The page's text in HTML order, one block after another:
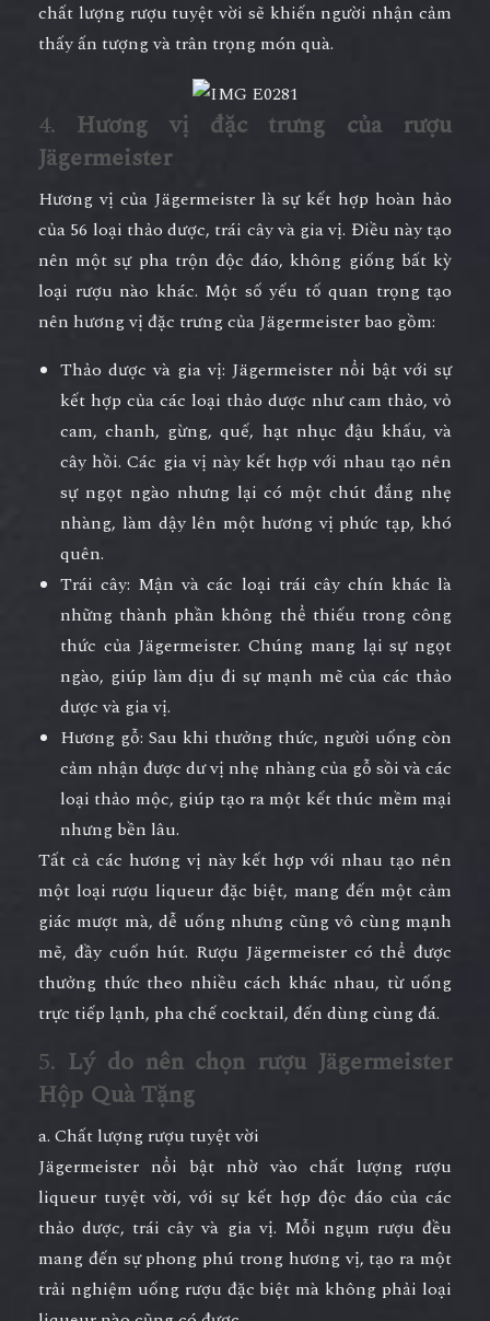
chất lượng rượu tuyệt vời sẽ khiến người nhận cảm
thấy ấn tượng và trân trọng món quà.
4. Hương vị đặc trưng của rượu
Jägermeister
Hương vị của Jägermeister là sự kết hợp hoàn hảo
của 56 loại thảo dược, trái cây và gia vị. Điều này tạo
nên một sự pha trộn độc đáo, không giống bất kỳ
loại rượu nào khác. Một số yếu tố quan trọng tạo
nên hương vị đặc trưng của Jägermeister bao gồm:
Thảo dược và gia vị: Jägermeister nổi bật với sự
kết hợp của các loại thảo dược như cam thảo, vỏ
cam, chanh, gừng, quế, hạt nhục đậu khấu, và
cây hồi. Các gia vị này kết hợp với nhau tạo nên
sự ngọt ngào nhưng lại có một chút đắng nhẹ
nhàng, làm dậy lên một hương vị phức tạp, khó
quên.
Trái cây: Mận và các loại trái cây chín khác là
những thành phần không thể thiếu trong công
thức của Jägermeister. Chúng mang lại sự ngọt
ngào, giúp làm dịu đi sự mạnh mẽ của các thảo
dược và gia vị.
Hương gỗ: Sau khi thưởng thức, người uống còn
cảm nhận được dư vị nhẹ nhàng của gỗ sồi và các
loại thảo mộc, giúp tạo ra một kết thúc mềm mại
nhưng bền lâu.
Tất cả các hương vị này kết hợp với nhau tạo nên
một loại rượu liqueur đặc biệt, mang đến một cảm
giác mượt mà, dễ uống nhưng cũng vô cùng mạnh
mẽ, đầy cuốn hút. Rượu Jägermeister có thể được
thưởng thức theo nhiều cách khác nhau, từ uống
trực tiếp lạnh, pha chế cocktail, đến dùng cùng đá.
5. Lý do nên chọn rượu Jägermeister
Hộp Quà Tặng
a. Chất lượng rượu tuyệt vời
Jägermeister nổi bật nhờ vào chất lượng rượu
liqueur tuyệt vời, với sự kết hợp độc đáo của các
thảo dược, trái cây và gia vị. Mỗi ngụm rượu đều
mang đến sự phong phú trong hương vị, tạo ra một
trải nghiệm uống rượu đặc biệt mà không phải loại